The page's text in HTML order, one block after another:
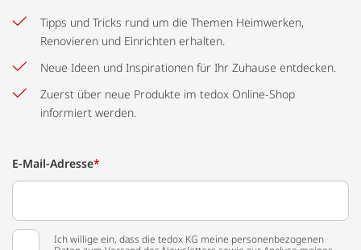
Tipps und Tricks rund um die Themen Heimwerken,
Renovieren und Einrichten erhalten.
Neue Ideen und Inspirationen für Ihr Zuhause entdecken.
Zuerst über neue Produkte im tedox Online-Shop
informiert werden.
E-Mail-Adresse*
Ich willige ein, dass die tedox KG meine personenbezogenen